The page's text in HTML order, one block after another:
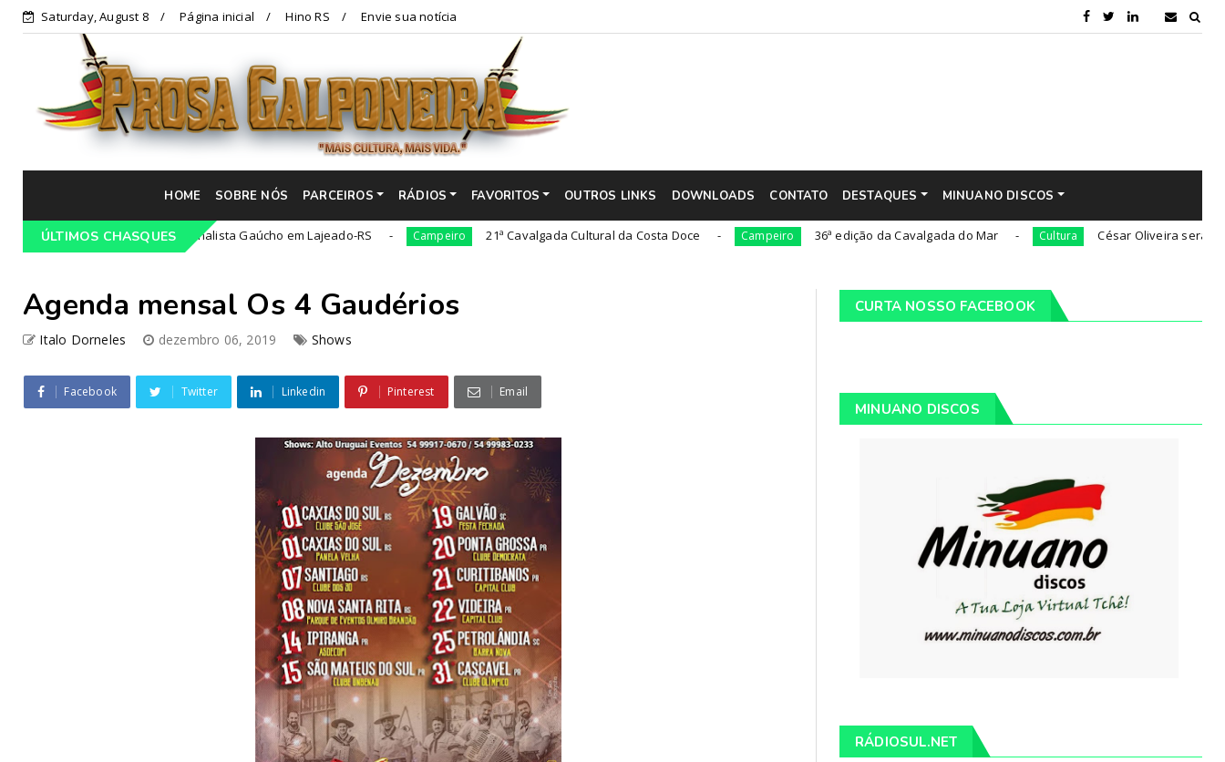
Saturday, August 8 Página inicial Hino RS Envie sua notícia
HOME SOBRE NÓS PARCEIROS RÁDIOS FAVORITOS OUTROS LINKS DOWNLOADS CONTATO DESTAQUES MINUANO DISCOS
ÚLTIMOS CHASQUES
68º Congresso Tradicionalista Gaúcho em Lajeado-RS Campeiro 21ª Cavalgada Cultural da Costa Doce Campeiro 36ª edição da Cavalgada do Mar Cultura César Oliveira será nomeado
Agenda mensal Os 4 Gaudérios
Italo Dorneles dezembro 06, 2019 Shows
Facebook Twitter Linkedin Pinterest Email
CURTA NOSSO FACEBOOK
MINUANO DISCOS
RÁDIOSUL.NET